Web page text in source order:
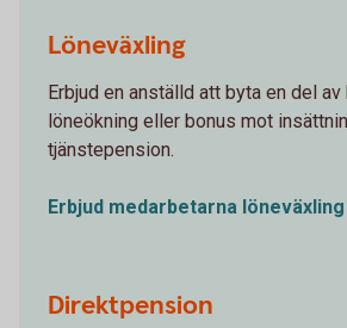
Löneväxling
Erbjud en anställd att byta en del
löneökning eller bonus mot
tjänstepension.
Erbjud medarbetarna löneväxling
Direktpension